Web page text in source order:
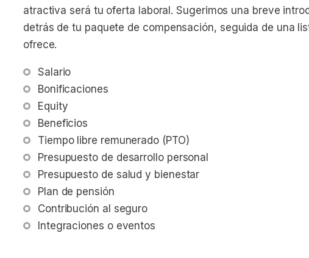
atractiva será tu oferta laboral. Sugerimos una breve
detrás de tu paquete de compensación, seguida de una
ofrece.
Salario
Bonificaciones
Equity
Beneficios
Tiempo libre remunerado (PTO)
Presupuesto de desarrollo personal
Presupuesto de salud y bienestar
Plan de pensión
Contribución al seguro
Integraciones o eventos